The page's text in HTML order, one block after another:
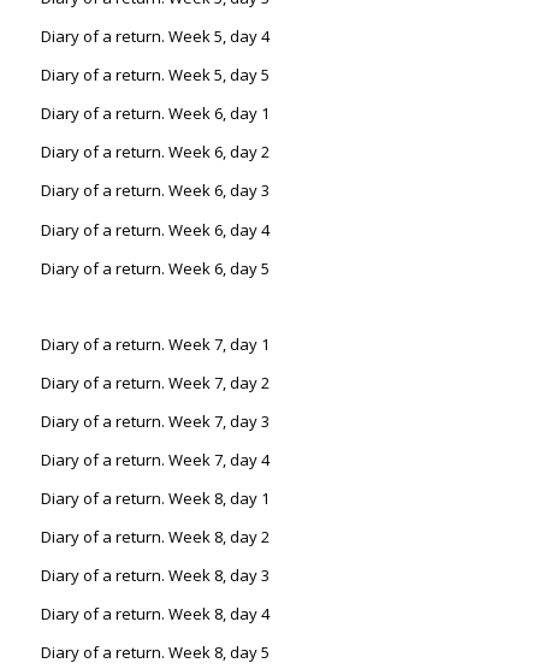
Diary of a return. Week 5, day 4
Diary of a return. Week 5, day 5
Diary of a return. Week 6, day 1
Diary of a return. Week 6, day 2
Diary of a return. Week 6, day 3
Diary of a return. Week 6, day 4
Diary of a return. Week 6, day 5
Diary of a return. Week 7, day 1
Diary of a return. Week 7, day 2
Diary of a return. Week 7, day 3
Diary of a return. Week 7, day 4
Diary of a return. Week 8, day 1
Diary of a return. Week 8, day 2
Diary of a return. Week 8, day 3
Diary of a return. Week 8, day 4
Diary of a return. Week 8, day 5